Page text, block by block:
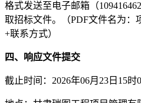
格式发送至电子邮箱 （
取招标文件。（PDF文件名为：
+联系方式）
四、响应文件提交
截止时间： 2026年06月 23 日 15时